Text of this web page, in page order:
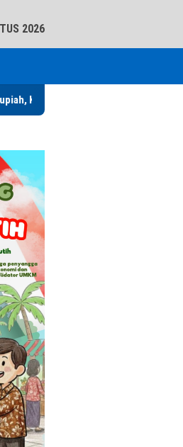
2026
Warga Tabuh Genderang Perang